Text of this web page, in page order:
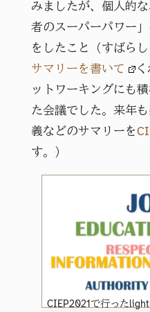
みましたが、個人的
者のスーパーパワー
をしたこと（すばら
サマリーを書いて
く
ットワーキングにも
た会議でした。来年
義などのサマリーを
す。）
CIEP2021で行った